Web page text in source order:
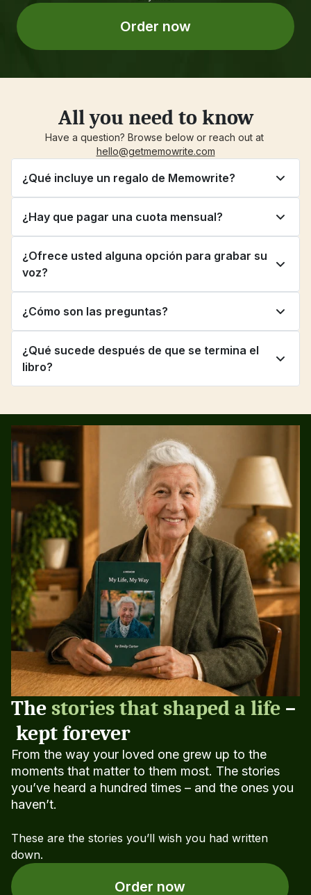
Order now
All you need to know
Have a question? Browse below or reach out at
hello@getmemowrite.com
¿Qué incluye un regalo de Memowrite?
¿Hay que pagar una cuota mensual?
¿Ofrece usted alguna opción para grabar su
voz?
¿Cómo son las preguntas?
¿Qué sucede después de que se termina el
libro?
The stories that shaped a life –
kept forever
From the way your loved one grew up to the
moments that matter to them most. The stories
you’ve heard a hundred times – and the ones you
haven’t.
These are the stories you’ll wish you had written
down.
Order now